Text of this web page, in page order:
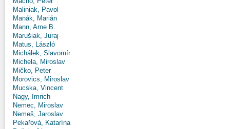
Maliniak, Pavol
Manák, Marián
Mann, Arne B.
Marušiak, Juraj
Matus, László
Michálek, Slavomír
Michela, Miroslav
Mičko, Peter
Morovics, Miroslav
Mucska, Vincent
Nagy, Imrich
Nemec, Miroslav
Nemeš, Jaroslav
Pekařová, Katarína